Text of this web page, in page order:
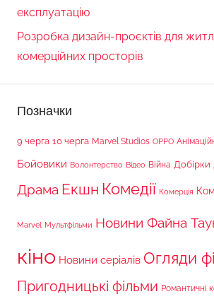
експлуатацію
Розробка дизайн-проєктів для
комерційних просторів
Позначки
9 черга 10 черга Marvel Studios OPPO
Бойовики Волонтерство Відео Війна Добірки
Драма Екшн Комедії Комерція
Marvel Мультфільми Новини Файна
кіно Новини серіалів Огляди
Пригодницькі фільми Романтичні